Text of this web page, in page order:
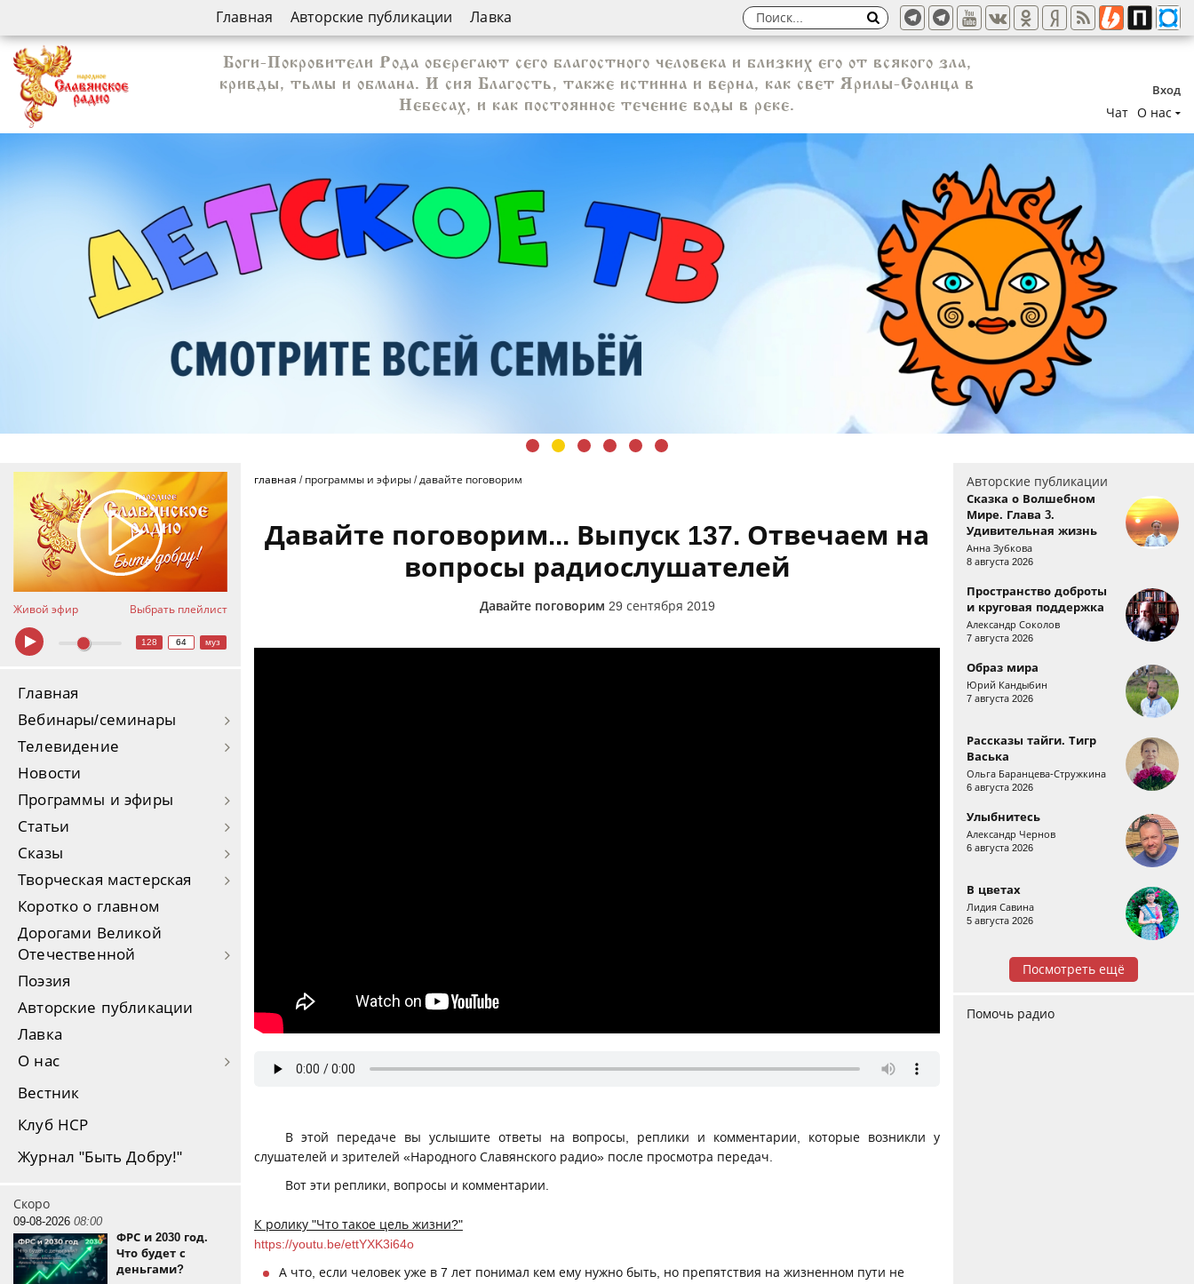
Главная Авторские публикации Лавка
Вход
Чат О нас
Боги-Покровители Рода оберегают сего благостного человека и близких его от всякого зла,
кривды, тьмы и обмана. И сия Благость, также истинна и верна, как свет Ярилы-Солнца в
Небесах, и как постоянное течение воды в реке.
Живой эфир Выбрать плейлист
128 64 муз
Главная
Вебинары/семинары
Телевидение
Новости
Программы и эфиры
Статьи
Сказы
Творческая мастерская
Коротко о главном
Дорогами Великой
Отечественной
Поэзия
Авторские публикации
Лавка
О нас
Вестник
Клуб НСР
Журнал "Быть Добру!"
Скоро
09-08-2026 08:00
ФРС и 2030 год.
Что будет с
деньгами?
главная / программы и эфиры/давайте поговорим
Давайте поговорим... Выпуск 137. Отвечаем на
вопросы радиослушателей
Давайте поговорим 29 сентября 2019
В этой передаче вы услышите ответы на вопросы, реплики и комментарии, которые возникли у
слушателей и зрителей «Народного Славянского радио» после просмотра передач.
Вот эти реплики, вопросы и комментарии.
К ролику "Что такое цель жизни?"
https://youtu.be/ettYXK3i64o
А что, если человек уже в 7 лет понимал кем ему нужно быть, но препятствия на жизненном пути не
Авторские публикации
Сказка о Волшебном
Мире. Глава 3.
Удивительная жизнь
Анна Зубкова
8 августа 2026
Пространство доброты
и круговая поддержка
Александр Соколов
7 августа 2026
Образ мира
Юрий Кандыбин
7 августа 2026
Рассказы тайги. Тигр
Васька
Ольга Баранцева-Стружкина
6 августа 2026
Улыбнитесь
Александр Чернов
6 августа 2026
В цветах
Лидия Савина
5 августа 2026
Посмотреть ещё
Помочь радио